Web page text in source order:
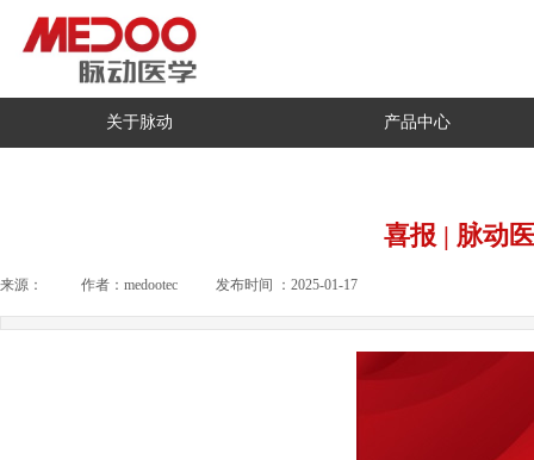
关于脉动 产品中心
喜报 | 脉动
来源： 作者： medootec 发布时间 ： 2025-01-17